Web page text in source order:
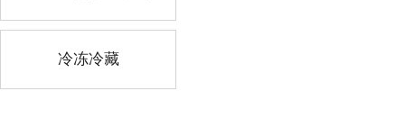
冷冻冷藏